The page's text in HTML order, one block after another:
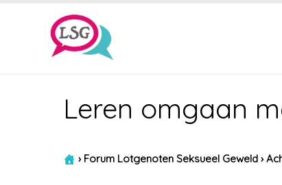
Leren omgaan
› Forum Lotgenoten Seksueel Geweld ›